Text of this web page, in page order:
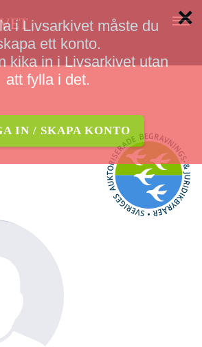
i Livsarkivet måste du
ett konto.
kika in i Livsarkivet utan
att fylla i det.
IN / SKAPA KONTO
×